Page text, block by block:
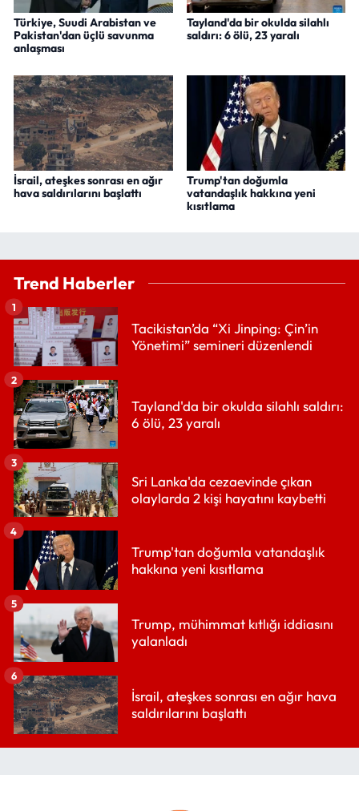
Türkiye, Suudi Arabistan ve
Pakistan'dan üçlü savunma
anlaşması
Tayland'da bir okulda silahlı
saldırı: 6 ölü, 23 yaralı
İsrail, ateşkes sonrası en ağır
hava saldırılarını başlattı
Trump'tan doğumla
vatandaşlık hakkına yeni
kısıtlama
Trend Haberler
Tacikistan’da “Xi Jinping: Çin’in
Yönetimi” semineri düzenlendi
1
Tayland'da bir okulda silahlı saldırı:
6 ölü, 23 yaralı
2
Sri Lanka'da cezaevinde çıkan
olaylarda 2 kişi hayatını kaybetti
3
Trump'tan doğumla vatandaşlık
hakkına yeni kısıtlama
4
Trump, mühimmat kıtlığı iddiasını
yalanladı
5
İsrail, ateşkes sonrası en ağır hava
saldırılarını başlattı
6